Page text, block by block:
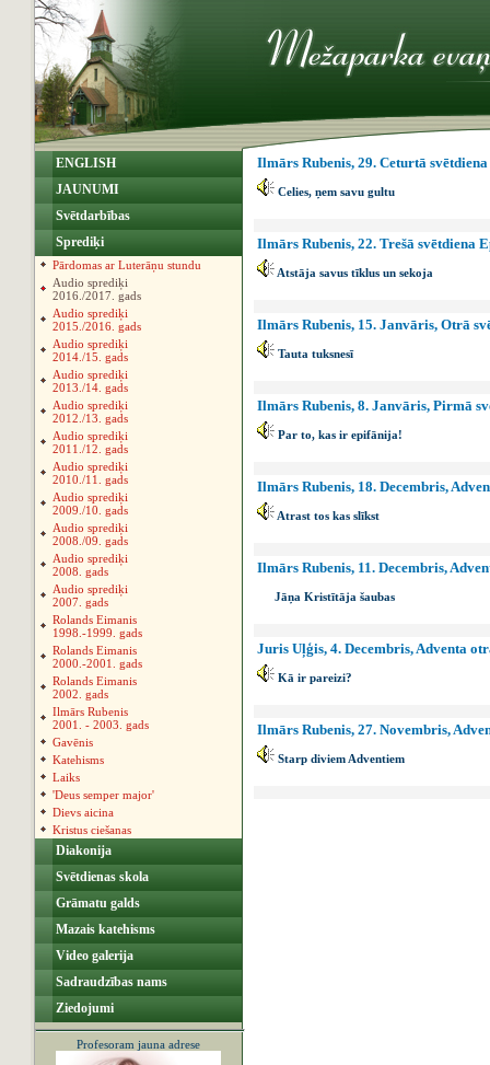
ENGLISH
JAUNUMI
Svētdarbības
Sprediķi
Pārdomas ar Luterāņu stundu
Audio sprediķi
2016./2017. gads
Audio sprediķi
2015./2016. gads
Audio sprediķi
2014./15. gads
Audio sprediķi
2013./14. gads
Audio sprediķi
2012./13. gads
Audio sprediķi
2011./12. gads
Audio sprediķi
2010./11. gads
Audio sprediķi
2009./10. gads
Audio sprediķi
2008./09. gads
Audio sprediķi
2008. gads
Audio sprediķi
2007. gads
Rolands Eimanis
1998.-1999. gads
Rolands Eimanis
2000.-2001. gads
Rolands Eimanis
2002. gads
Ilmārs Rubenis
2001. - 2003. gads
Gavēnis
Katehisms
Laiks
'Deus semper major'
Dievs aicina
Kristus ciešanas
Diakonija
Svētdienas skola
Grāmatu galds
Mazais katehisms
Video galerija
Sadraudzības nams
Ziedojumi
Profesoram jauna adrese
Ilmārs Rubenis, 29. Ceturtā
Celies, ņem savu gultu
Ilmārs Rubenis, 22. Trešā svētdiena
Atstāja savus tīklus un sekoja
Ilmārs Rubenis, 15. Janvāris, Otrā
Tauta tuksnesī
Ilmārs Rubenis, 8. Janvāris, Pirmā
Par to, kas ir epifānija!
Ilmārs Rubenis, 18. Decembris,
Atrast tos kas slīkst
Ilmārs Rubenis, 11. Decembris,
Jāņa Kristītāja šaubas
Juris Uļģis, 4. Decembris, Adventa
Kā ir pareizi?
Ilmārs Rubenis, 27. Novembris,
Starp diviem Adventiem